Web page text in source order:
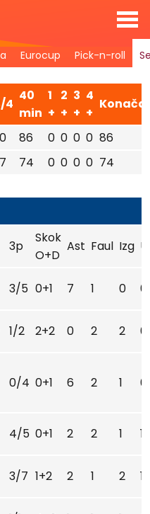
Eurocup Pick-n-roll
4
40
min
1
+
2
+
3
+
4
+
86 0 0 0 0 86
74 0 0 0 0 74
3p
Skok
O+D
Ast Faul Izg
3/5 0+1 7 1 0 0
1/2 2+2 0 2 2 0
0/4 0+1 6 2 1 0
4/5 0+1 2 2 1 1
3/7 1+2 2 1 2 1